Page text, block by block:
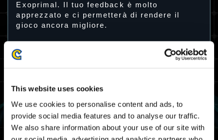
This website uses cookies
We use cookies to personalise content and ads, to
provide social media features and to analyse our traffic.
We also share information about your use of our site with
Exoprimal. Il tuo feedback è molto
apprezzato e ci permetterà di rendere il
gioco ancora migliore.
Periodo del sondaggio
Dalle 00:00 UTC del 17 marzo 2023 (Ven)
alle 04:00 UTC del 23 marzo (Gio)
alle 05:00 CET del 23 marzo (Gio)
Ricompensa di partecipazione alla beta
aperta